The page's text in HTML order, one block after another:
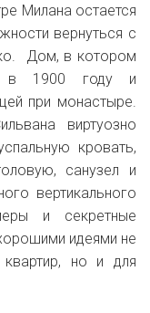
Милана остается
вернуться с
Дом, в котором
в 1900 году и
при монастыре.
виртуозно
кровать,
санузел и
вертикального
и секретные
идеями не
квартир, но и для